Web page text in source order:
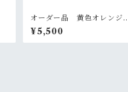
オーダー品 黄色オレンジ
の大きめスワッグ
¥5,500